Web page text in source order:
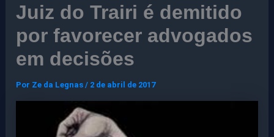
Juiz do Trairi é demitido
por favorecer advogados
em decisões
Por Ze da Legnas/ 2 de abril de 2017